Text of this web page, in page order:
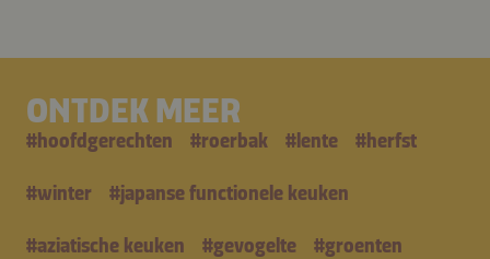
ONTDEK MEER
#hoofdgerechten #roerbak #lente #herfst
#winter #japanse functionele keuken
#aziatische keuken #gevogelte #groenten